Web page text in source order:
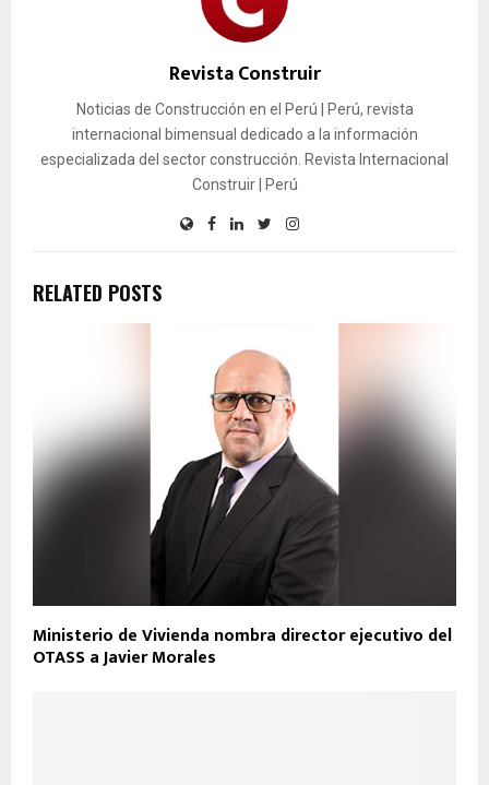
Revista Construir
Noticias de Construcción en el Perú | Perú, revista
internacional bimensual dedicado a la información
especializada del sector construcción. Revista Internacional
Construir | Perú
RELATED POSTS
Ministerio de Vivienda nombra director ejecutivo del
OTASS a Javier Morales